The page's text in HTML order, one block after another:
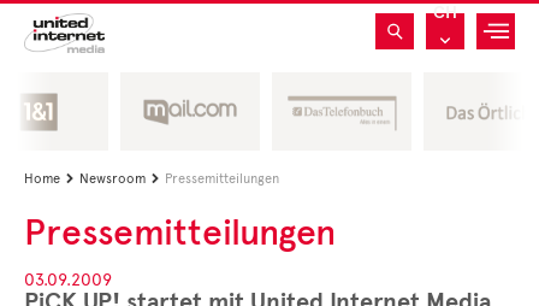
CH
Home  Newsroom  Pressemitteilungen
Pressemitteilungen
03.09.2009